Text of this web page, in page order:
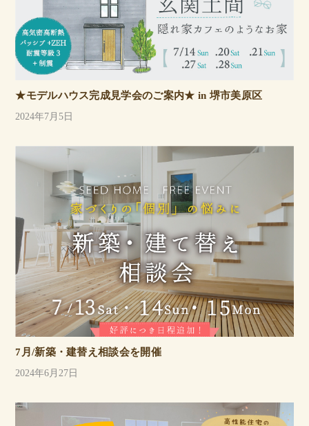
★モデルハウス完成見学会のご案内★ in 堺市美原区
2024年7月5日
7月/新築・建替え相談会を開催
2024年6月27日